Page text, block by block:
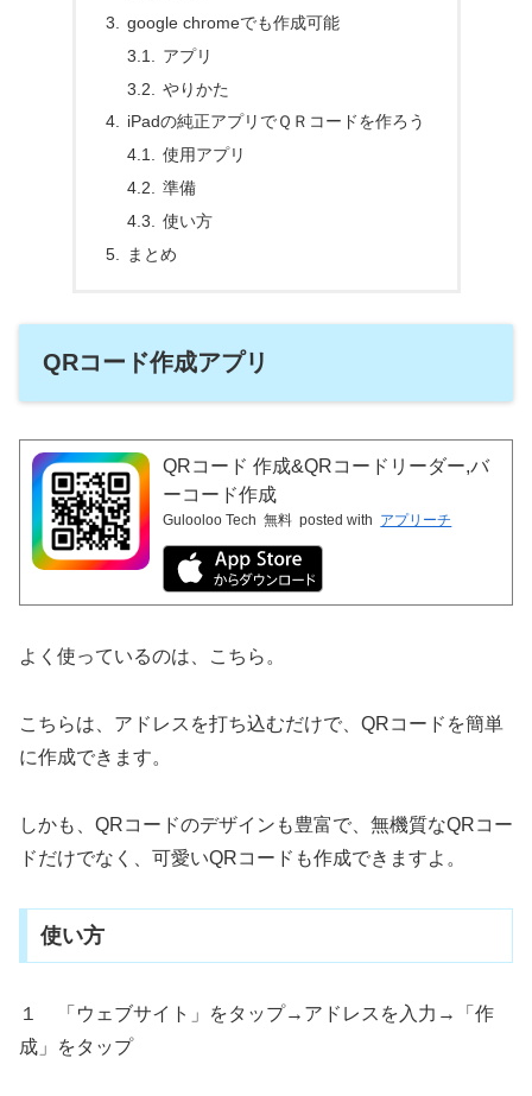
google chromeでも作成可能
アプリ
やりかた
iPadの純正アプリでＱＲコードを作ろう
使用アプリ
準備
使い方
まとめ
QRコード作成アプリ
QRコード 作成&QRコードリーダー,バ
ーコード作成
Gulooloo Tech 無料 posted with アプリーチ
よく使っているのは、こちら。
こちらは、アドレスを打ち込むだけで、QRコードを簡単
に作成できます。
しかも、QRコードのデザインも豊富で、無機質なQRコー
ドだけでなく、可愛いQRコードも作成できますよ。
使い方
１ 「ウェブサイト」をタップ→アドレスを入力→「作
成」をタップ